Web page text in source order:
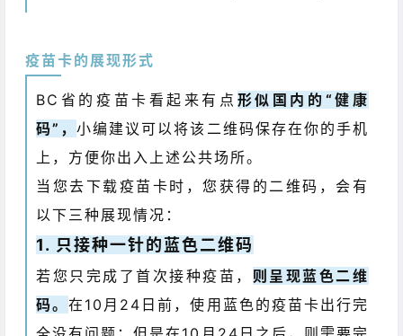
疫苗卡的展现形式
BC省的疫苗卡看起来有点 形似国内的“健康
码”，小编建议可以将该二维码保存在你的手机
上，方便你出入上述公共场所。
当您去下载疫苗卡时，您获得的二维码，会有
以下三种展现情况：
1. 只接种一针的蓝色二维码
若您只完成了首次接种疫苗， 则呈现蓝色二维
码。在10月24日前，使用蓝色的疫苗卡出行完